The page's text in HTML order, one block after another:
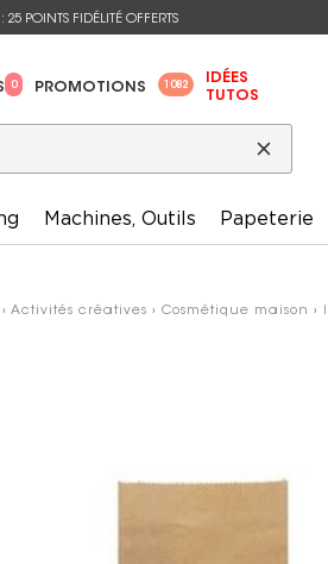
POINTS FIDÉLITÉ OFFERTS
0 PROMOTIONS 1082
IDÉES
TUTOS
Machines, Outils Papeterie
› Activités créatives › Cosmétique maison ›